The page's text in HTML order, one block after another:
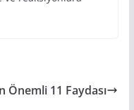
Önemli 11 Faydası